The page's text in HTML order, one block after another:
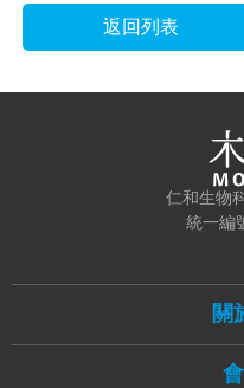
返回列表
仁和生物
統一編
關